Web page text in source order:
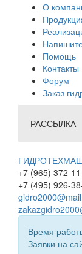
О
Помощь
Контакты
Форум
Заказ
РАССЫЛКА
+7 (965) 372-
+7 (495) 926-
Время
Заявки на